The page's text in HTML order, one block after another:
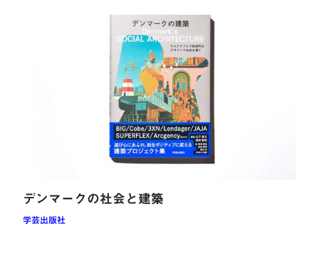
デンマークの社会と建築
学芸出版社